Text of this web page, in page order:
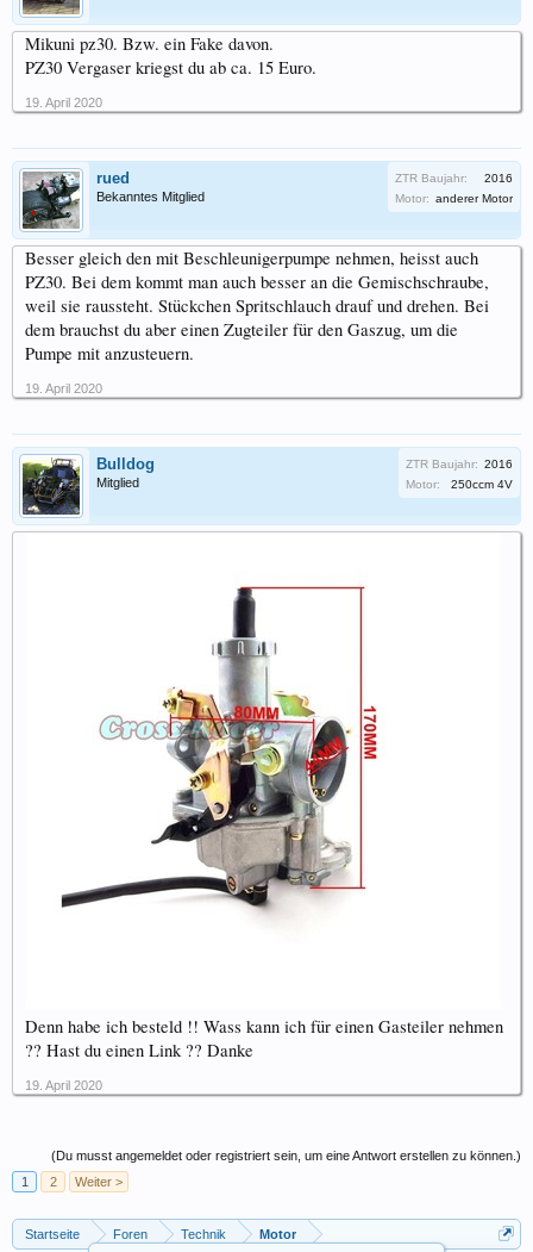
Mikuni pz30. Bzw. ein Fake davon.
PZ30 Vergaser kriegst du ab ca. 15 Euro.
19. April 2020
rued
Bekanntes Mitglied
ZTR Baujahr:
2016
Motor: anderer Motor
Besser gleich den mit Beschleunigerpumpe nehmen, heisst auch
PZ30. Bei dem kommt man auch besser an die Gemischschraube,
weil sie raussteht. Stückchen Spritschlauch drauf und drehen. Bei
dem brauchst du aber einen Zugteiler für den Gaszug, um die
Pumpe mit anzusteuern.
19. April 2020
Bulldog
Mitglied
ZTR Baujahr: 2016
Motor:
250ccm 4V
Denn habe ich besteld !! Wass kann ich für einen Gasteiler nehmen
?? Hast du einen Link ?? Danke
19. April 2020
(Du musst angemeldet oder registriert sein, um eine Antwort erstellen zu können.)
1
2 Weiter >
Startseite Foren Technik Motor